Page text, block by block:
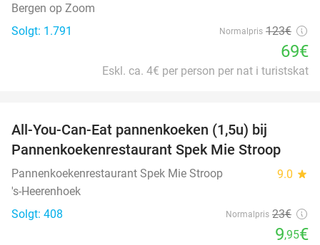
Bergen op Zoom
Solgt: 1.791
Normalpris 123€
69€
Eskl. ca. 4€ per person per nat i turistskat
All-You-Can-Eat pannenkoeken (1,5u) bij
Pannenkoekenrestaurant Spek Mie Stroop
Pannenkoekenrestaurant Spek Mie Stroop 9.0 star
's-Heerenhoek
Solgt: 408
Normalpris 23€
9,95€